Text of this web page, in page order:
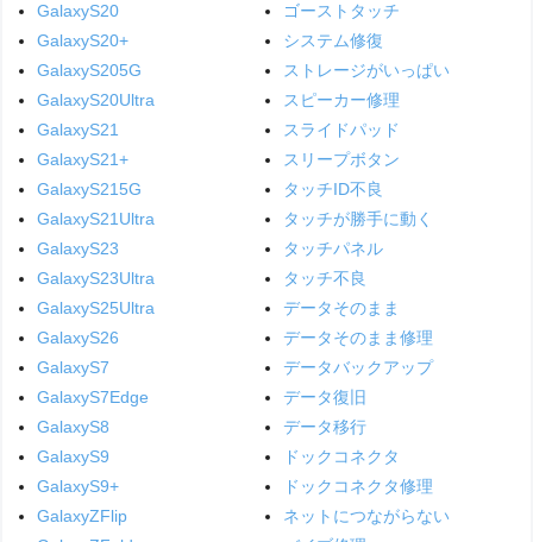
GalaxyS20
GalaxyS20+
GalaxyS205G
GalaxyS20Ultra
GalaxyS21
GalaxyS21+
GalaxyS215G
GalaxyS21Ultra
GalaxyS23
GalaxyS23Ultra
GalaxyS25Ultra
GalaxyS26
GalaxyS7
GalaxyS7Edge
GalaxyS8
GalaxyS9
GalaxyS9+
GalaxyZFlip
ゴーストタッチ
システム修復
ストレージがいっぱい
スピーカー修理
スライドパッド
スリープボタン
タッチID不良
タッチが勝手に動く
タッチパネル
タッチ不良
データそのまま
データそのまま修理
データバックアップ
データ復旧
データ移行
ドックコネクタ
ドックコネクタ修理
ネットにつながらない